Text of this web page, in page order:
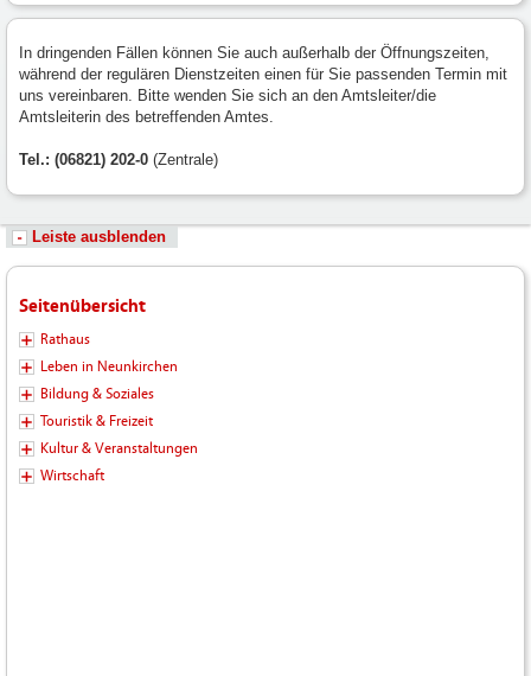
In dringenden Fällen können Sie auch außerhalb der Öffnungszeiten,
während der regulären Dienstzeiten einen für Sie passenden Termin mit
uns vereinbaren. Bitte wenden Sie sich an den Amtsleiter/die
Amtsleiterin des betreffenden Amtes.
Tel.: (06821) 202-0 (Zentrale)
Leiste ausblenden
Seitenübersicht
Rathaus
Leben in Neunkirchen
Bildung & Soziales
Touristik & Freizeit
Kultur & Veranstaltungen
Wirtschaft